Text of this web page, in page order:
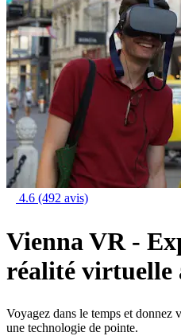
4.6 (492 avis)
Vienna VR -
réalité virtuelle
Voyagez dans le temps et donnez
une technologie de pointe.